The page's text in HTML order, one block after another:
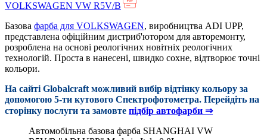
VOLKSWAGEN VW R5V/B
Базова фарба для VOLKSWAGEN, виробництва ADI UPP,
представлена офіційним дистриб'ютором для авторемонту,
розроблена на основі реологічних новітніх реологічних
технологій. Проста в нанесені, швидко сохне, відтворює точні
кольори.
На сайті Globalcraft можливий вибір відтінку кольору за
допомогою 5-ти кутового Cпектрофотометра. Перейдіть на
сторінку послуги та замовте підбір автофарби ⇒
Автомобільна базова фарба SHANGHAI VW